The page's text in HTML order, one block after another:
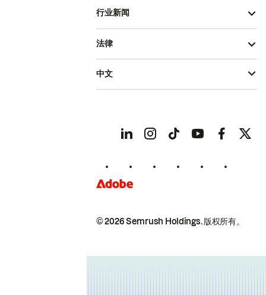
行业新闻
© 2026 Semrush Holdings.版权所有。
法律
中文